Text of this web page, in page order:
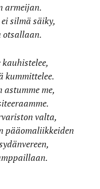
armeijan.
silmä säiky,
otsallaan.
kauhistelee,
kummittelee.
me,
valta,
pääomaliikkeiden